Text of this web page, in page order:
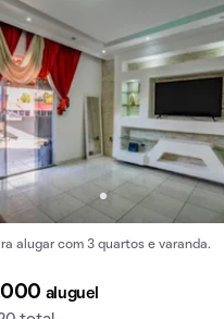
alugar com 3 quartos e varanda.
aluguel